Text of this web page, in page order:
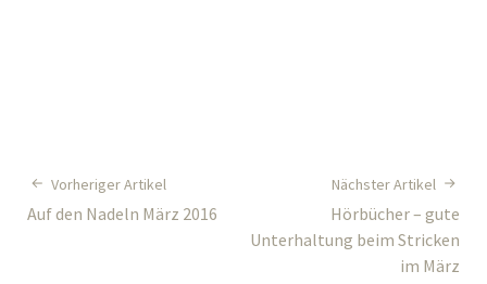
Vorheriger Artikel
Auf den Nadeln März 2016
Nächster Artikel
Hörbücher – gute
Unterhaltung beim Stricken
im März